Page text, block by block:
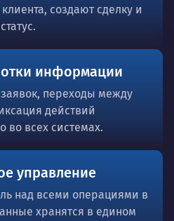
создают сделку и
информации
переходы между
действий
во всех системах.
управление
над всеми операциями в
хранятся в едином